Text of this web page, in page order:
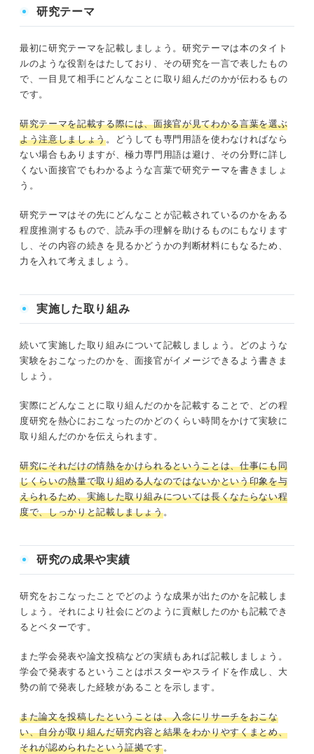
研究テーマ
最初に研究テーマを記載しましょう。研究テーマは本のタイト
ルのような役割をはたしており、その研究を一言で表したもの
で、一目見て相手にどんなことに取り組んだのかが伝わるもの
です。
研究テーマを記載する際には、面接官が見てわかる言葉を選ぶ
よう注意しましょう。どうしても専門用語を使わなければなら
ない場合もありますが、極力専門用語は避け、その分野に詳し
くない面接官でもわかるような言葉で研究テーマを書きましょ
う。
研究テーマはその先にどんなことが記載されているのかをある
程度推測するもので、読み手の理解を助けるものにもなります
し、その内容の続きを見るかどうかの判断材料にもなるため、
力を入れて考えましょう。
実施した取り組み
続いて実施した取り組みについて記載しましょう。どのような
実験をおこなったのかを、面接官がイメージできるよう書きま
しょう。
実際にどんなことに取り組んだのかを記載することで、どの程
度研究を熱心におこなったのかどのくらい時間をかけて実験に
取り組んだのかを伝えられます。
研究にそれだけの情熱をかけられるということは、仕事にも同
じくらいの熱量で取り組める人なのではないかという印象を与
えられるため、実施した取り組みについては長くなたらない程
度で、しっかりと記載しましょう。
研究の成果や実績
研究をおこなったことでどのような成果が出たのかを記載しま
しょう。それにより社会にどのように貢献したのかも記載でき
るとベターです。
また学会発表や論文投稿などの実績もあれば記載しましょう。
学会で発表するということはポスターやスライドを作成し、大
勢の前で発表した経験があることを示します。
また論文を投稿したということは、入念にリサーチをおこな
い、自分が取り組んだ研究内容と結果をわかりやすくまとめ、
それが認められたという証拠です。